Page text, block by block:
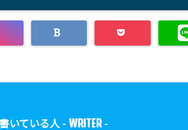
いている人 - WRITER-